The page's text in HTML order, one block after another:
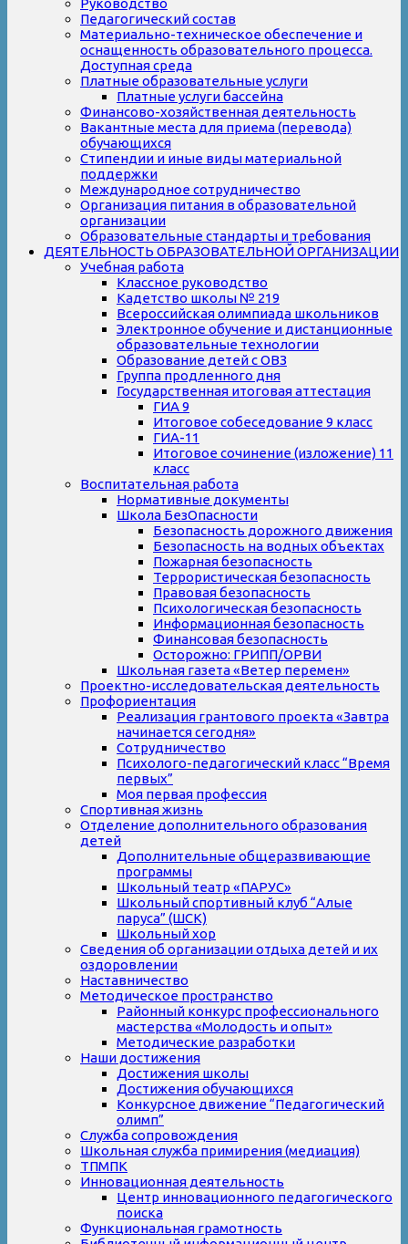
Педагогический состав
Материально-техническое обеспечение и
оснащенность образовательного процесса.
Доступная среда
Платные образовательные услуги
Платные услуги бассейна
Финансово-хозяйственная деятельность
Вакантные места для приема (перевода)
обучающихся
Стипендии и иные виды материальной
поддержки
Международное сотрудничество
Организация питания в образовательной
организации
Образовательные стандарты и требования
ДЕЯТЕЛЬНОСТЬ ОБРАЗОВАТЕЛЬНОЙ ОРГАНИЗАЦИИ
Учебная работа
Классное руководство
Кадетство школы № 219
Всероссийская олимпиада школьников
Электронное обучение и дистанционные
образовательные технологии
Образование детей с ОВЗ
Группа продленного дня
Государственная итоговая аттестация
ГИА 9
Итоговое собеседование 9 класс
ГИА-11
Итоговое сочинение (изложение) 11
класс
Воспитательная работа
Нормативные документы
Школа БезОпасности
Безопасность дорожного движения
Безопасность на водных объектах
Пожарная безопасность
Террористическая безопасность
Правовая безопасность
Психологическая безопасность
Информационная безопасность
Финансовая безопасность
Осторожно: ГРИПП/ОРВИ
Школьная газета «Ветер перемен»
Проектно-исследовательская деятельность
Профориентация
Реализация грантового проекта «Завтра
начинается сегодня»
Сотрудничество
Психолого-педагогический класс “Время
первых”
Моя первая профессия
Спортивная жизнь
Отделение дополнительного образования
детей
Дополнительные общеразвивающие
программы
Школьный театр «ПАРУС»
Школьный спортивный клуб “Алые
паруса” (ШСК)
Школьный хор
Сведения об организации отдыха детей и их
оздоровлении
Наставничество
Методическое пространство
Районный конкурс профессионального
мастерства «Молодость и опыт»
Методические разработки
Наши достижения
Достижения школы
Достижения обучающихся
Конкурсное движение “Педагогический
олимп”
Служба сопровождения
Школьная служба примирения (медиация)
ТПМПК
Инновационная деятельность
Центр инновационного педагогического
поиска
Функциональная грамотность